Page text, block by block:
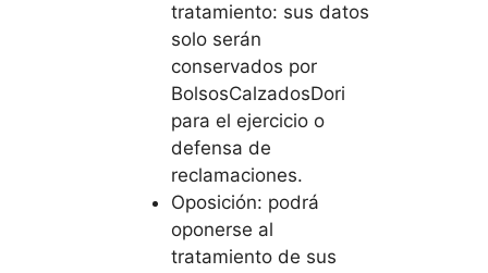
tratamiento: sus datos
solo serán
conservados por
BolsosCalzadosDori
para el ejercicio o
defensa de
reclamaciones.
Oposición: podrá
oponerse al
tratamiento de sus